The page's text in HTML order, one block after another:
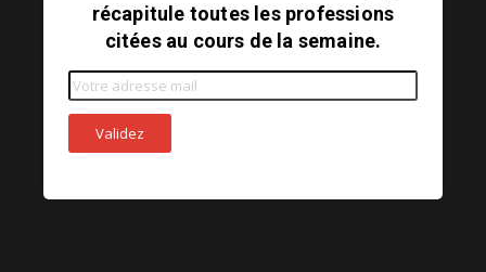
récapitule toutes les professions
citées au cours de la semaine.